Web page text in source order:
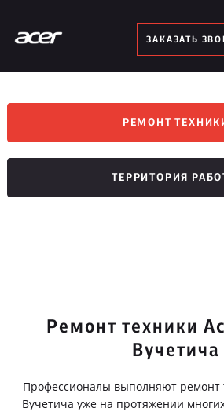
ЗАКАЗАТЬ
РЕМОНТ
ТЕРРИТОРИЯ
Ремонт техники
Вучетича
Профессионалы выполняют ремонт
Вучетича уже на протяжении